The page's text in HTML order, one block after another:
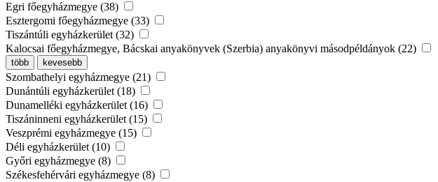
Egri főegyházmegye (38)
Esztergomi főegyházmegye (33)
Tiszántúli egyházkerület (32)
Kalocsai főegyházmegye, Bácskai anyakönyvek (Szerbia) anyakönyvi másodpéldányok (22)
több kevesebb
Szombathelyi egyházmegye (21)
Dunántúli egyházkerület (18)
Dunamelléki egyházkerület (16)
Tiszáninneni egyházkerület (15)
Veszprémi egyházmegye (15)
Déli egyházkerület (10)
Győri egyházmegye (8)
Székesfehérvári egyházmegye (8)